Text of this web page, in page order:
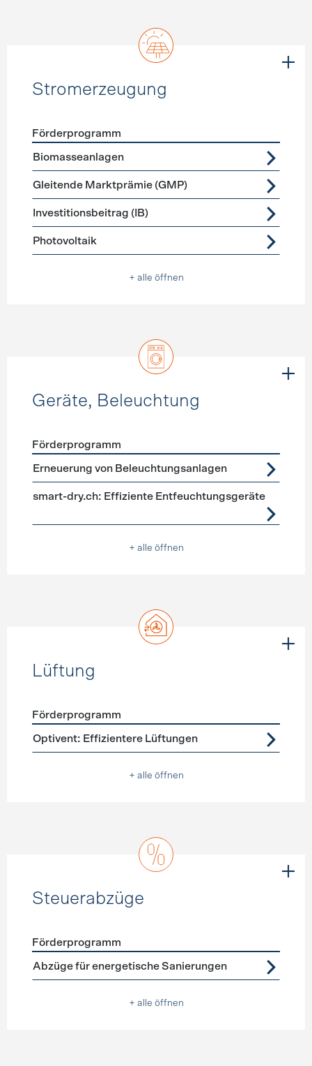
Stromerzeugung
Förderprogramme
Förderprogramm
Biomasseanlagen
Gleitende Marktprämie (GMP)
Investitionsbeitrag (IB)
Photovoltaik
+ alle öffnen
Geräte, Beleuchtung
Förderprogramme Geräte, Beleuchtung
Förderprogramm
Erneuerung von Beleuchtungsanlagen
smart-dry.ch: Effiziente Entfeuchtungsgeräte
+ alle öffnen
Lüftung
Förderprogramme Lüftung
Förderprogramm
Optivent: Effizientere Lüftungen
+ alle öffnen
Steuerabzüge
Förderprogramme Steuerabzüge
Förderprogramm
Abzüge für energetische Sanierungen
+ alle öffnen